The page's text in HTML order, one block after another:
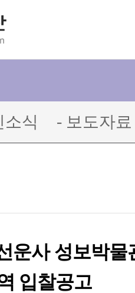
소식 - 보도자료
운사 성보박
입찰공고